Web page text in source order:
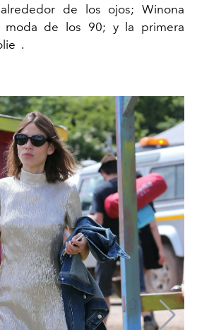
de los ojos; Winona
moda de los 90; y la primera
.